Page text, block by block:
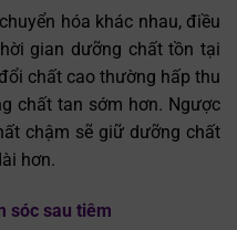
hóa khác nhau, điều
gian dưỡng chất tồn tại
chất cao thường hấp thu
chất tan sớm hơn. Ngược
chậm sẽ giữ dưỡng chất
hơn.
sóc sau tiêm